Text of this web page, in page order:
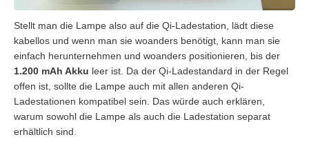
Stellt man die Lampe also auf die Qi-Ladestation, lädt diese
kabellos und wenn man sie woanders benötigt, kann man sie
einfach herunternehmen und woanders positionieren, bis der
1.200 mAh Akku leer ist. Da der Qi-Ladestandard in der Regel
offen ist, sollte die Lampe auch mit allen anderen Qi-
Ladestationen kompatibel sein. Das würde auch erklären,
warum sowohl die Lampe als auch die Ladestation separat
erhältlich sind.